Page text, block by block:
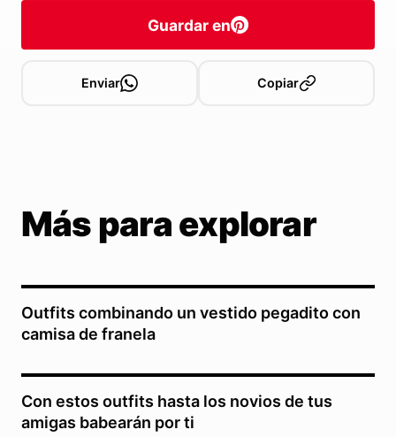
Guardar en
Enviar Copiar
Más para explorar
Outfits combinando un vestido pegadito con
camisa de franela
Con estos outfits hasta los novios de tus
amigas babearán por ti